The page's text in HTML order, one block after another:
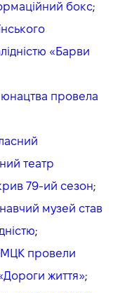
бокс;
«Барви
юнацтва провела
театр
79-ий сезон;
музей став
;
провели
життя»;